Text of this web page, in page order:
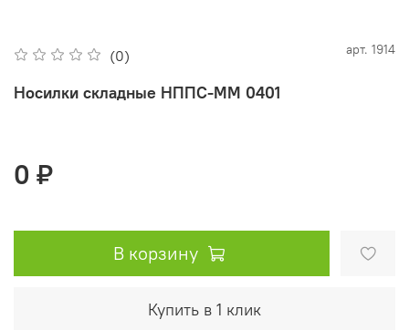
(0) арт. 1914
Носилки складные НППС-ММ 0401
0 ₽
В корзину
Купить в 1 клик